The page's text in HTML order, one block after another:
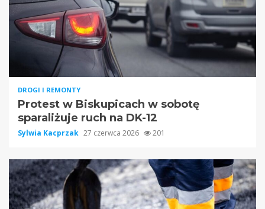
DROGI I REMONTY
Protest w Biskupicach w sobotę
sparaliżuje ruch na DK-12
Sylwia Kacprzak 27 czerwca 2026 201